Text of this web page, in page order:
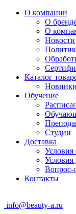
О компании
О
О
Новости
Каталог
Новинки
Обучение
Студии
Доставка
Условия
Условия
Вопрос-
Контакты
info@beauty-a.ru